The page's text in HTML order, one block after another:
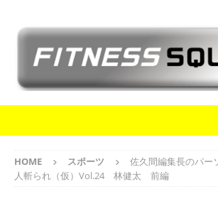
HOME スポーツ
佐久間編集長のパー
人斬られ（仮）Vol.24 林健太 前編